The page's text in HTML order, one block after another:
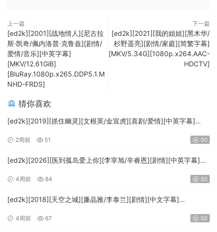
上一篇
[ed2k][2001][战地情人][尼古拉
斯·凯奇/佩内洛普·克鲁兹][剧情/
爱情/音乐][中英字幕]
[MKV/12.61GiB]
[BluRay.1080p.x265.DDP5.1.M
NHD-FRDS]
下一篇
[ed2k][2021][我的姐姐][黑木华/
杉野遥亮][剧情/家庭][简繁字幕]
[MKV/5.34G][1080p.x264.AAC-
HDCTV]
猜你喜欢
[ed2k][2019][抓住幽灵][文根英/金宣虎][喜剧/爱情][中英字幕]
2周前 51 50
[ed2k][2026][医到孤岛爱上你][李宰旭/辛睿恩][剧情][中英字幕]
4周前 84 50
[ed2k][2018][天空之城][廉晶雅/李泰兰][剧情][中文字幕]
4周前 67 50